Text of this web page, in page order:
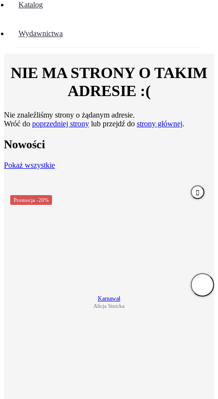
Katalog
Wydawnictwa
NIE MA STRONY O TAKIM
ADRESIE :(
Nie znaleźliśmy strony o żądanym adresie.
Wróć do poprzedniej strony lub przejdź do strony głównej.
Nowości
Pokaż wszystkie
Karnawał
Alicja Sinicka
Promocja -20%